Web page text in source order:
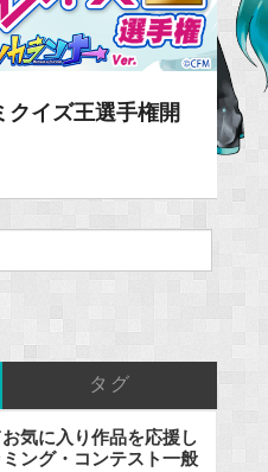
クイズ王選手権開
タグ
気に入り作品を応援し
ング・コンテスト一般